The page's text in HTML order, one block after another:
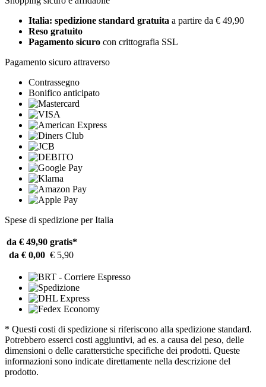
Italia: spedizione standard gratuita a partire da € 49,90
Reso gratuito
Pagamento sicuro con crittografia SSL
Pagamento sicuro attraverso
Contrassegno
Bonifico anticipato
Spese di spedizione per Italia
da € 49,90 gratis*
da € 0,00 € 5,90
* Questi costi di spedizione si riferiscono alla spedizione standard.
Potrebbero esserci costi aggiuntivi, ad es. a causa del peso, delle
dimensioni o delle caratterstiche specifiche dei prodotti. Queste
informazioni sono indicate direttamente nella descrizione del
prodotto.